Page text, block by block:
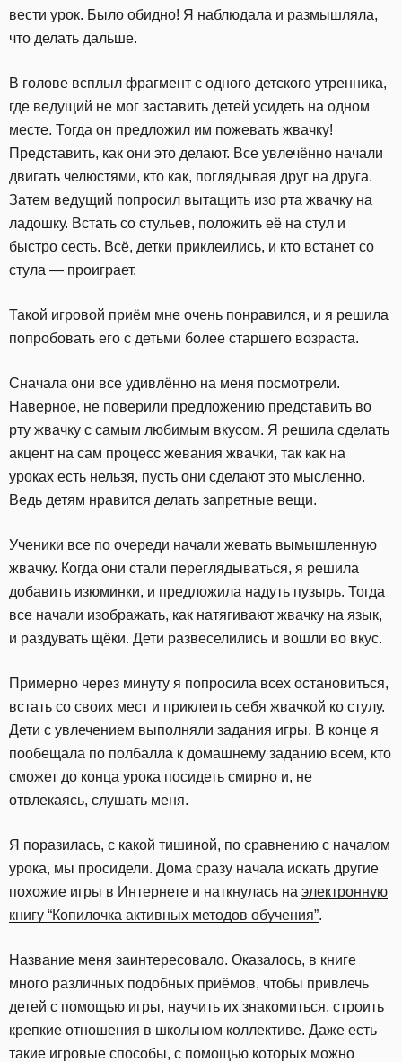
вести урок. Было обидно! Я наблюдала и размышляла,
что делать дальше.
В голове всплыл фрагмент с одного детского утренника,
где ведущий не мог заставить детей усидеть на одном
месте. Тогда он предложил им пожевать жвачку!
Представить, как они это делают. Все увлечённо начали
двигать челюстями, кто как, поглядывая друг на друга.
Затем ведущий попросил вытащить изо рта жвачку на
ладошку. Встать со стульев, положить её на стул и
быстро сесть. Всё, детки приклеились, и кто встанет со
стула — проиграет.
Такой игровой приём мне очень понравился, и я решила
попробовать его с детьми более старшего возраста.
Сначала они все удивлённо на меня посмотрели.
Наверное, не поверили предложению представить во
рту жвачку с самым любимым вкусом. Я решила сделать
акцент на сам процесс жевания жвачки, так как на
уроках есть нельзя, пусть они сделают это мысленно.
Ведь детям нравится делать запретные вещи.
Ученики все по очереди начали жевать вымышленную
жвачку. Когда они стали переглядываться, я решила
добавить изюминки, и предложила надуть пузырь. Тогда
все начали изображать, как натягивают жвачку на язык,
и раздувать щёки. Дети развеселились и вошли во вкус.
Примерно через минуту я попросила всех остановиться,
встать со своих мест и приклеить себя жвачкой ко стулу.
Дети с увлечением выполняли задания игры. В конце я
пообещала по полбалла к домашнему заданию всем, кто
сможет до конца урока посидеть смирно и, не
отвлекаясь, слушать меня.
Я поразилась, с какой тишиной, по сравнению с началом
урока, мы просидели. Дома сразу начала искать другие
похожие игры в Интернете и наткнулась на электронную
книгу “Копилочка активных методов обучения”.
Название меня заинтересовало. Оказалось, в книге
много различных подобных приёмов, чтобы привлечь
детей с помощью игры, научить их знакомиться, строить
крепкие отношения в школьном коллективе. Даже есть
такие игровые способы, с помощью которых можно